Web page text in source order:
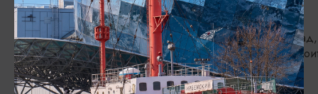
Студия «Первоцвет»/Pervocvet
Калининград, ул. Генеральская, зд. 27
Майку